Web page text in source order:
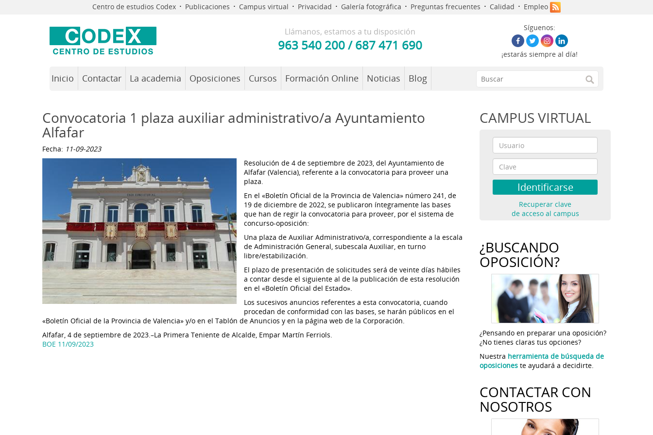
Centro de estudios Codex · Publicaciones · Campus virtual · Privacidad · Galería fotográfica · Preguntas frecuentes · Calidad · Empleo
Llámanos, estamos a tu disposición
963 540 200/687 471 690
Síguenos:
¡estarás siempre al día!
Inicio Contactar La academia Oposiciones Cursos Formación Online Noticias Blog
Convocatoria 1 plaza auxiliar administrativo/a Ayuntamiento
Alfafar
Fecha: 11-09-2023
Resolución de 4 de septiembre de 2023, del Ayuntamiento de
Alfafar (Valencia), referente a la convocatoria para proveer una
plaza.
En el «Boletín Oficial de la Provincia de Valencia» número 241, de
19 de diciembre de 2022, se publicaron íntegramente las bases
que han de regir la convocatoria para proveer, por el sistema de
concurso-oposición:
Una plaza de Auxiliar Administrativo/a, correspondiente a la escala
de Administración General, subescala Auxiliar, en turno
libre/estabilización.
El plazo de presentación de solicitudes será de veinte días hábiles
a contar desde el siguiente al de la publicación de esta resolución
en el «Boletín Oficial del Estado».
Los sucesivos anuncios referentes a esta convocatoria, cuando
procedan de conformidad con las bases, se harán públicos en el
«Boletín Oficial de la Provincia de Valencia» y/o en el Tablón de Anuncios y en la página web de la Corporación.
Alfafar, 4 de septiembre de 2023.–La Primera Teniente de Alcalde, Empar Martín Ferriols.
BOE 11/09/2023
CAMPUS VIRTUAL
Recuperar clave
de acceso al campus
¿BUSCANDO
OPOSICIÓN?
¿Pensando en preparar una oposición?
¿No tienes claras tus opciones?
Nuestra herramienta de búsqueda de
oposiciones te ayudará a decidirte.
CONTACTAR CON
NOSOTROS